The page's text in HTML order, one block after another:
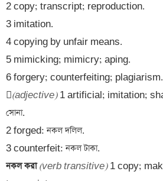
2 copy; transcript; reproduction.
3 imitation.
4 copying by unfair means.
5 mimicking; mimicry; aping.
6 forgery; counterfeiting; plagiarism.
(adjective) 1 artificial; imitation;
সোনা.
2 forged: নকল দলিল.
নকল করা (verb transitive) 1 copy;